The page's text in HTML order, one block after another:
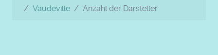
Vaudeville
Anzahl der Darsteller